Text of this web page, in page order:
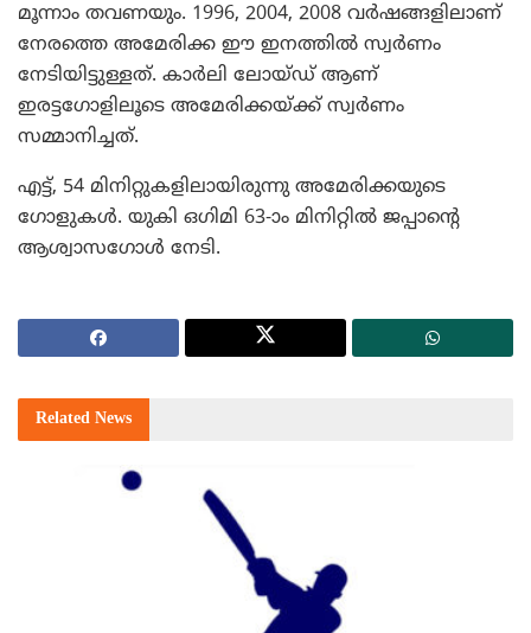
മൂന്നാം തവണയും. 1996, 2004, 2008 വര്‍ഷങ്ങളിലാണ്
നേരത്തെ അമേരിക്ക ഈ ഇനത്തില്‍ സ്വര്‍ണം
നേടിയിട്ടുള്ളത്. കാര്‍ലി ലോയ്ഡ് ആണ്
ഇരട്ടഗോളിലൂടെ അമേരിക്കയ്ക്ക് സ്വര്‍ണം
സമ്മാനിച്ചത്.
എട്ട്, 54 മിനിറ്റുകളിലായിരുന്നു അമേരിക്കയുടെ
ഗോളുകള്‍. യുകി ഒഗിമി 63-ാം മിനിറ്റില്‍ ജപ്പാന്റെ
ആശ്വാസഗോള്‍ നേടി.
Related News